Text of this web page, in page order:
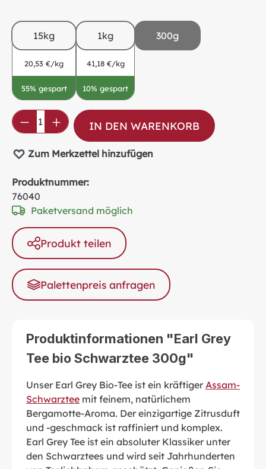
15kg
20,53 €/kg
55% gespart
1kg
41,18 €/kg
10% gespart
300g
Produkt Anzahl: Gib den gewünschten
IN DEN WARENKORB
Zum Merkzettel hinzufügen
Produktnummer:
76040
Paketversand möglich
Produkt teilen
Palettenpreis anfragen
Produktinformationen "Earl Grey
Tee bio Schwarztee 300g"
Unser Earl Grey Bio-Tee ist ein kräftiger Assam-
Schwarztee mit feinem, natürlichem
Bergamotte-Aroma. Der einzigartige Zitrusduft
und -geschmack ist raffiniert und komplex.
Earl Grey Tee ist ein absoluter Klassiker unter
den Schwarztees und wird seit Jahrhunderten